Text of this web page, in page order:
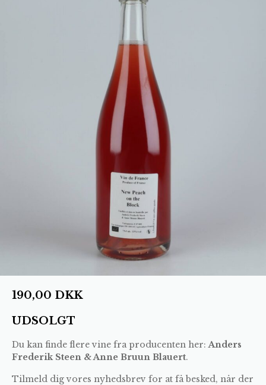
190,00 DKK
UDSOLGT
Du kan finde flere vine fra producenten her: Anders
Frederik Steen & Anne Bruun Blauert.
Tilmeld dig vores nyhedsbrev for at få besked, når der